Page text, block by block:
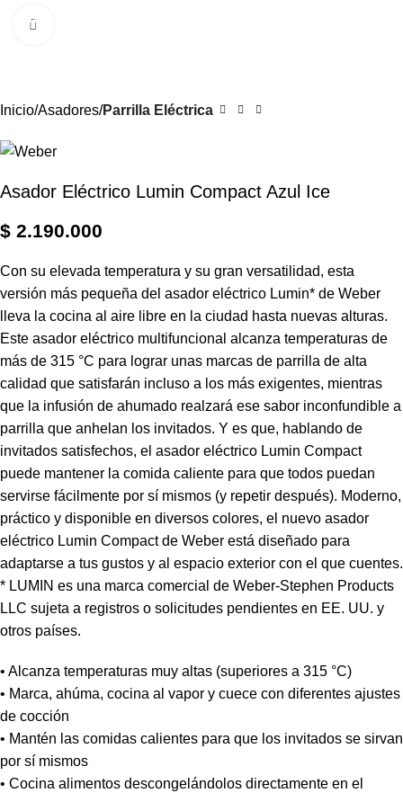
Menú
Inicio Asadores Parrilla Eléctrica
Asador Eléctrico Lumin Compact Azul Ice
$ 2.190.000
Con su elevada temperatura y su gran versatilidad, esta
versión más pequeña del asador eléctrico Lumin* de Weber
lleva la cocina al aire libre en la ciudad hasta nuevas alturas.
Este asador eléctrico multifuncional alcanza temperaturas de
más de 315 °C para lograr unas marcas de parrilla de alta
calidad que satisfarán incluso a los más exigentes, mientras
que la infusión de ahumado realzará ese sabor inconfundible a
parrilla que anhelan los invitados. Y es que, hablando de
invitados satisfechos, el asador eléctrico Lumin Compact
puede mantener la comida caliente para que todos puedan
servirse fácilmente por sí mismos (y repetir después). Moderno,
práctico y disponible en diversos colores, el nuevo asador
eléctrico Lumin Compact de Weber está diseñado para
adaptarse a tus gustos y al espacio exterior con el que cuentes.
* LUMIN es una marca comercial de Weber-Stephen Products
LLC sujeta a registros o solicitudes pendientes en EE. UU. y
otros países.
• Alcanza temperaturas muy altas (superiores a 315 °C)
• Marca, ahúma, cocina al vapor y cuece con diferentes ajustes
de cocción
• Mantén las comidas calientes para que los invitados se sirvan
por sí mismos
• Cocina alimentos descongelándolos directamente en el